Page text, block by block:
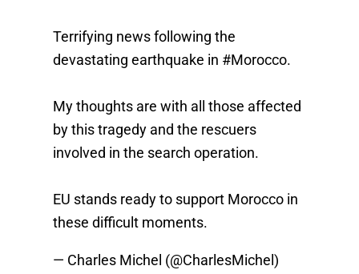
Terrifying news following the
devastating earthquake in #Morocco.
My thoughts are with all those affected
by this tragedy and the rescuers
involved in the search operation.
EU stands ready to support Morocco in
these difficult moments.
— Charles Michel (@CharlesMichel)